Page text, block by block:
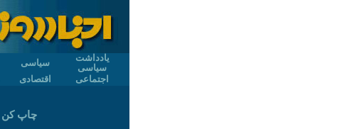
یادداشت
سیاسی
سیاسی
اجتماعی
اقتصادی
چاپ کن